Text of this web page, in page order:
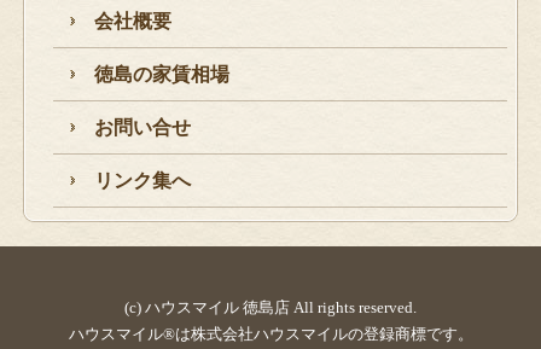
会社概要
徳島の家賃相場
お問い合せ
リンク集へ
(c) ハウスマイル 徳島店 All rights reserved.
ハウスマイル®は株式会社ハウスマイルの登録商標です。